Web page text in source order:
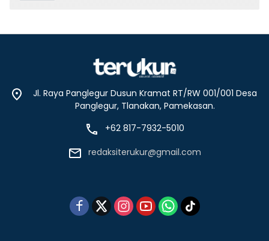
Jl. Raya Panglegur Dusun Kramat RT/RW 001/001 Desa
Panglegur, Tlanakan, Pamekasan.
+62 817-7932-5010
redaksiterukur@gmail.com